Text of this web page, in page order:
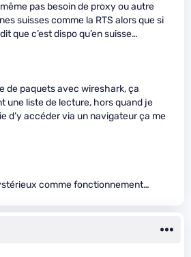
pas besoin de proxy ou autre
suisses comme la RTS alors que si
que c’est dispo qu’en suisse…
de paquets avec wireshark, ça
une liste de lecture, hors quand je
d’y accéder via un navigateur ça me
comme fonctionnement…